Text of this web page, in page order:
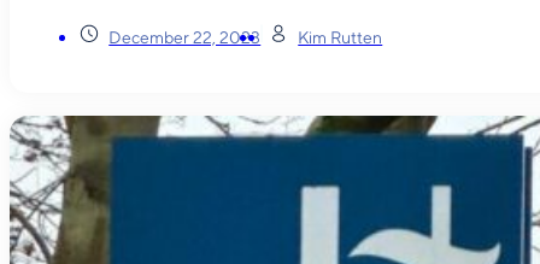
December 22, 2023 Kim Rutten